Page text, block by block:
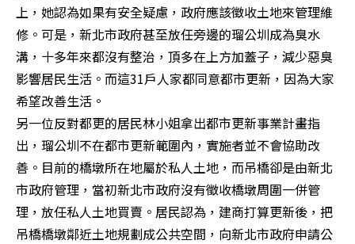
上，她認為如果有安全疑慮，政府應該徵收土地來管理維
修。可是，新北市政府甚至放任旁邊的瑠公圳成為臭水
溝，十多年來都沒有整治，頂多在上方加蓋子，減少惡臭
影響居民生活。而這31戶人家都同意都市更新，因為大家
希望改善生活。
另一位反對都更的居民林小姐拿出都市更新事業計畫指
出，瑠公圳不在都市更新範圍內，實施者並不會協助改
善。目前的橋墩所在地屬於私人土地，而吊橋卻是由新北
市政府管理，當初新北市政府沒有徵收橋墩周圍一併管
理，放任私人土地買賣。居民認為，建商打算更新後，把
吊橋橋墩鄰近土地規劃成公共空間，向新北市政府申請公